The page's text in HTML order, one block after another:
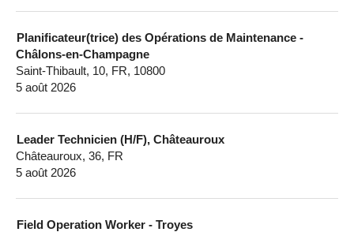
Planificateur(trice) des Opérations de Maintenance -
Châlons-en-Champagne
Saint-Thibault, 10, FR, 10800
5 août 2026
Leader Technicien (H/F), Châteauroux
Châteauroux, 36, FR
5 août 2026
Field Operation Worker - Troyes